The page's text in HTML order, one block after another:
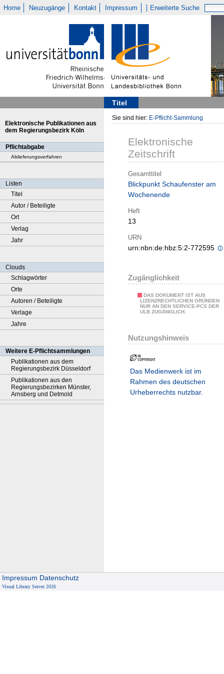
Home Neuzugänge Kontakt Impressum Erweiterte Suche
Titel
Elektronische Publikationen aus
dem Regierungsbezirk Köln
Pflichtabgabe
Ablieferungsverfahren
Listen
Titel
Autor / Beteiligte
Ort
Verlag
Jahr
Clouds
Schlagwörter
Orte
Autoren / Beteiligte
Verlage
Jahre
Weitere E-Pflichtsammlungen
Publikationen aus dem
Regierungsbezirk Düsseldorf
Publikationen aus den
Regierungsbezirken Münster,
Arnsberg und Detmold
Sie sind hier: E-Pflicht-Sammlung
Elektronische
Zeitschrift
Gesamttitel
Blickpunkt Schaufenster am
Wochenende
Heft
13
URN
urn:nbn:de:hbz:5:2-772595
Zugänglichkeit
DAS DOKUMENT IST AUS
LIZENZRECHTLICHEN GRÜNDEN
NUR AN DEN SERVICE-PCS DER
ULB ZUGÄNGLICH.
Nutzungshinweis
Das Medienwerk ist im
Rahmen des deutschen
Urheberrechts nutzbar.
Impressum Datenschutz
Visual Library Server 2026